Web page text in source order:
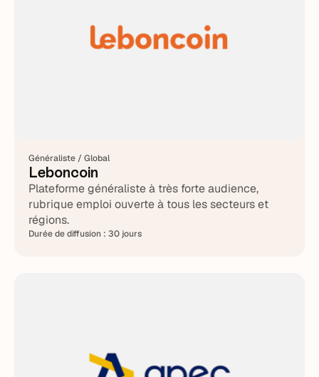
Généraliste / Global
Leboncoin
Plateforme généraliste à très forte audience,
rubrique emploi ouverte à tous les secteurs et
régions.
Durée de diffusion :30 jours